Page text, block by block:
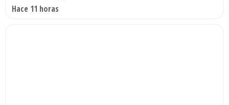
Hace 11 horas